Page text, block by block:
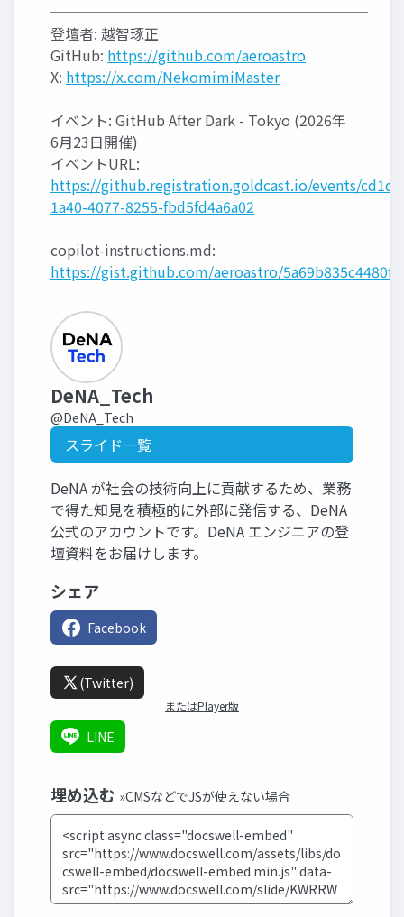
──────────────────────
登壇者: 越智琢正
GitHub: https://github.com/aeroastro
X: https://x.com/NekomimiMaster
イベント: GitHub After Dark - Tokyo (2026年
6月23日開催)
イベントURL:
https://github.registration.goldcast.io/events/
1a40-4077-8255-fbd5fd4a6a02
copilot-instructions.md:
https://gist.github.com/aeroastro/
DeNA_Tech
@DeNA_Tech
スライド一覧
DeNA が社会の技術向上に貢献するため、業務
で得た知見を積極的に外部に発信する、DeNA
公式のアカウントです。DeNA エンジニアの登
壇資料をお届けします。
シェア
Facebook
(Twitter)
またはPlayer版
LINE
埋め込む »CMSなどでJSが使えない場合